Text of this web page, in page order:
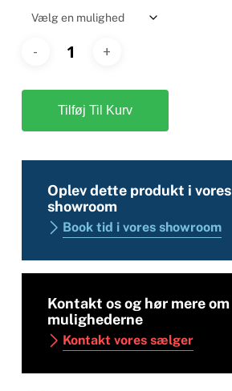
Tilføj Til Kurv
Oplev dette produkt i vores
showroom
Book tid i vores showroom
Kontakt os og hør mere om
mulighederne
Kontakt vores sælger